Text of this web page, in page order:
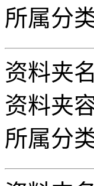
所属分类
资料夹
资料夹
所属分类